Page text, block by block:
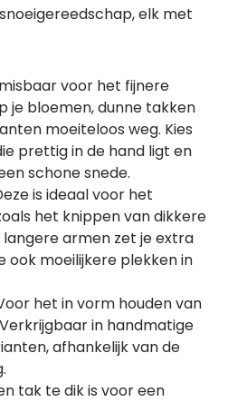
elk met
voor het fijnere
je bloemen, dunne takken
moeiteloos weg. Kies
prettig in de hand ligt en
schone snede.
is ideaal voor het
het knippen van dikkere
langere armen zet je extra
ook moeilijkere plekken in
het in vorm houden van
in handmatige
afhankelijk van de
tak te dik is voor een